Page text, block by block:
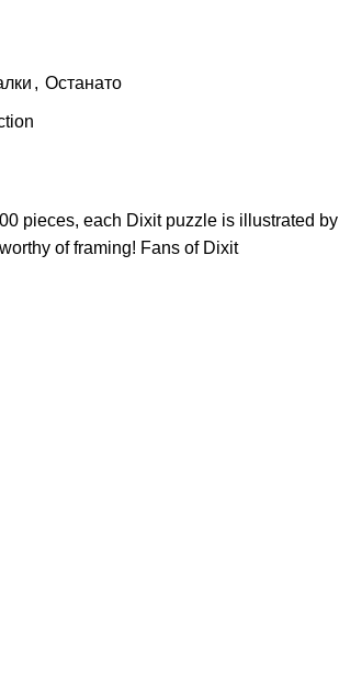
, Останато
pieces, each Dixit puzzle is illustrated by
of framing! Fans of Dixit